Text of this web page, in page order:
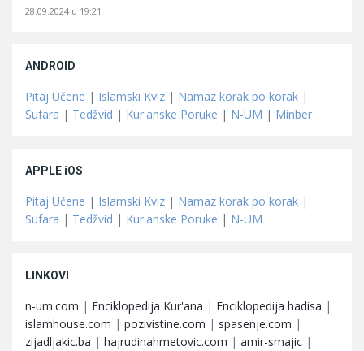
28.09.2024 u 19:21
ANDROID
Pitaj Učene | Islamski Kviz | Namaz korak po korak |
Sufara | Tedžvid | Kur'anske Poruke | N-UM | Minber
APPLE iOS
Pitaj Učene | Islamski Kviz | Namaz korak po korak |
Sufara | Tedžvid | Kur'anske Poruke | N-UM
LINKOVI
n-um.com | Enciklopedija Kur'ana | Enciklopedija hadisa |
islamhouse.com | pozivistine.com | spasenje.com |
zijadljakic.ba | hajrudinahmetovic.com | amir-smajic |